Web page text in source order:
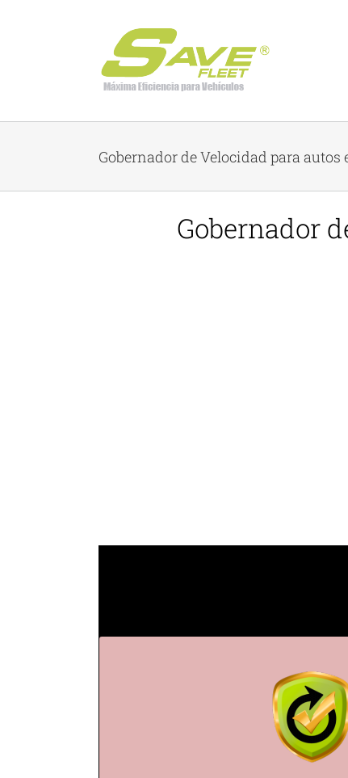
Gobernador de Velocidad para autos
Gobernador
MÁXIMA
Reduce consumo de Combustible, Reduce
útil de tú
MÁS